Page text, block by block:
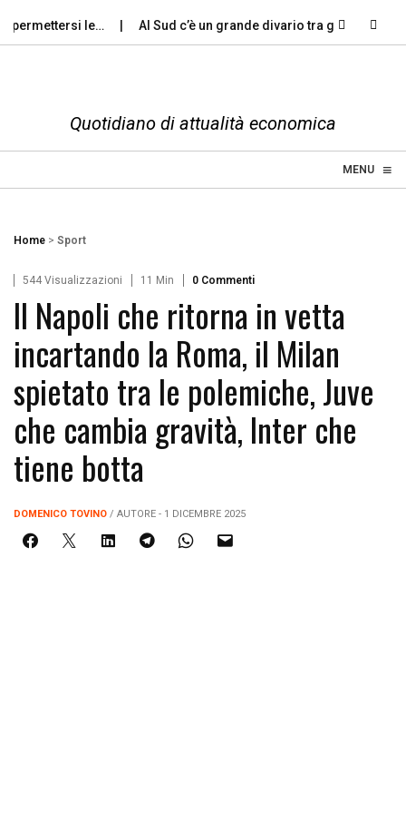
le… Al Sud c’è un grande divario tra gli…
Quotidiano di attualità economica
MENU ≡
☰
Home > Sport
544 Visualizzazioni 11 Min 0 Commenti
Il Napoli che ritorna in vetta
incartando la Roma, il Milan
spietato tra le polemiche, Juve
che cambia gravità, Inter che
tiene botta
DOMENICO TOVINO / AUTORE - 1 DICEMBRE 2025